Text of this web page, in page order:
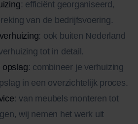
: efficiënt georganiseerd,
van de bedrijfsvoering.
: ook buiten Nederland
tot in detail.
opslag: combineer je verhuizing
in een overzichtelijk proces.
: van meubels monteren tot
wij nemen het werk uit